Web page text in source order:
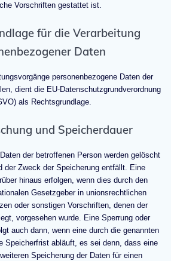
Vorschriften gestattet ist.
für die Verarbeitung
Daten
personenbezogene Daten der
dient die EU-Datenschutzgrundverordnung
als Rechtsgrundlage.
und Speicherdauer
der betroffenen Person werden gelöscht
der Zweck der Speicherung entfällt. Eine
hinaus erfolgen, wenn dies durch den
Gesetzgeber in unionsrechtlichen
oder sonstigen Vorschriften, denen der
vorgesehen wurde. Eine Sperrung oder
auch dann, wenn eine durch die genannten
Speicherfrist abläuft, es sei denn, dass eine
Speicherung der Daten für einen